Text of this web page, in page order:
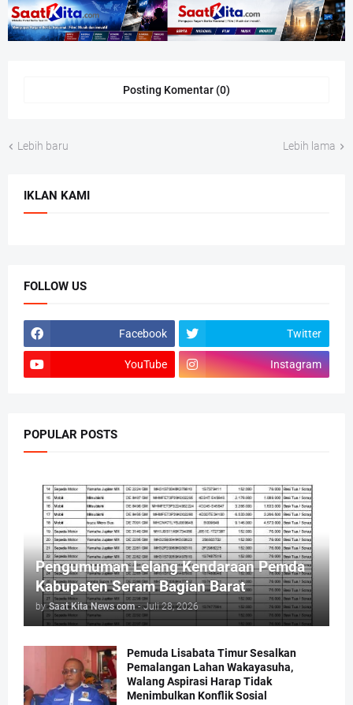
Posting Komentar (0)
Lebih baru Lebih lama
IKLAN KAMI
FOLLOW US
Facebook Twitter
YouTube Instagram
POPULAR POSTS
Pengumuman Lelang Kendaraan Pemda
Kabupaten Seram Bagian Barat
by Saat Kita News com - Juli 28, 2026
Pemuda Lisabata Timur Sesalkan
Pemalangan Lahan Wakayasuha,
Walang Aspirasi Harap Tidak
Menimbulkan Konflik Sosial